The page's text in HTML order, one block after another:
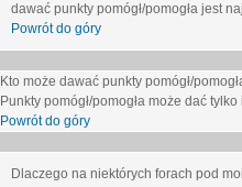
dawać punkty pomógł/pomogła jest
Powrót do góry
Kto może dawać punkty pomógł/
Punkty pomógł/pomogła może dać
Powrót do góry
Dlaczego na niektórych forach pod